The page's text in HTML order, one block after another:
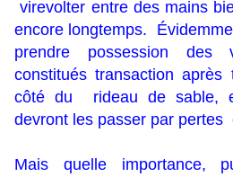
virevolter entre des mains
encore longtemps.
prendre possession des
constitués transaction après
côté du rideau de sable,
devront les passer par pertes
Mais quelle importance,